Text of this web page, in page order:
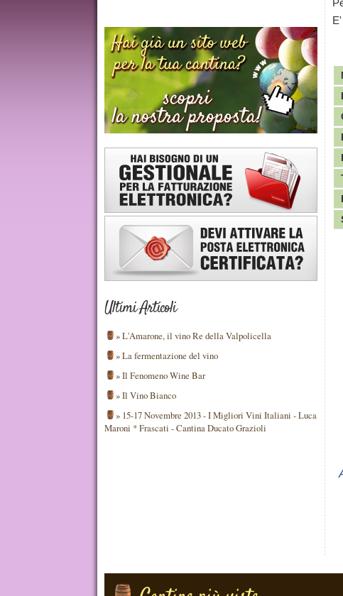
Ultimi Articoli
»L'Amarone, il vino Re della Valpolicella
»La fermentazione del vino
»Il Fenomeno Wine Bar
»Il Vino Bianco
» 15-17 Novembre 2013 - I Migliori Vini Italiani - Luca
Maroni * Frascati - Cantina Ducato Grazioli